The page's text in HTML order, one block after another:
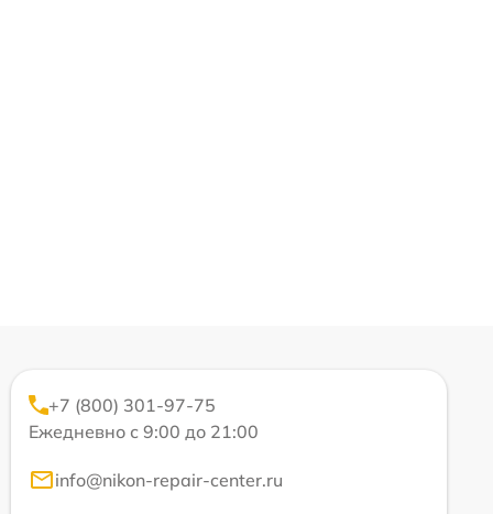
+7 (800) 301-97-75
Ежедневно с 9:00 до 21:00
info@nikon-repair-center.ru